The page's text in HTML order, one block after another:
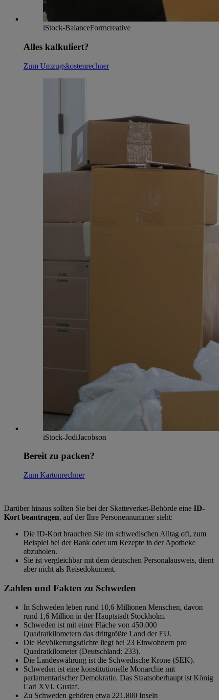
iStock-BalanceFormcreative
Alles kalkuliert?
Zum Umzugskostenrechner
iStock-JodiJacobson
Bereit zu packen?
Zum Kartonrechner
Darüber hinaus sollten Sie bei der Skatteverket-Behörde eine ID-
Kort beantragen, auf der Ihre Personennummer steht:
Die ID-Kort brauchen Sie im schwedischen Alltag oft, zum
Beispiel bei der Bank oder um Rezepte in der Apotheke
abzuholen.
Sie ist vergleichbar mit dem deutschen Personalausweis, dient
aber nicht als Reisedokument.
Zahlen und Fakten zu Schweden
In Schweden leben rund 10,6 Millionen Menschen, davon
rund 1,6 Million in der Hauptstadt Stockholm.
Schweden ist mit einer Fläche von 450.000
Quadratkilometern das drittgrößte Land der EU.
Die Bevölkerungsdichte liegt bei 23 Einwohnern pro
Quadratkilometer (Deutschland: 233).
Die Landeswährung ist die Schwedische Krone (SEK).
Schweden ist eine konstitutionelle Monarchie mit
parlamentarischer Demokratie. Das Staatsoberhaupt ist König
Carl XVI. Gustaf.
Zu Schweden gehören etwa 221.800 Inseln